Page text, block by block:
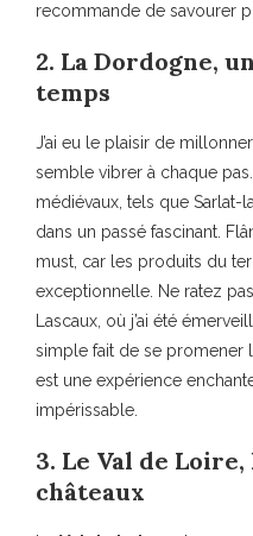
recommande de savourer
2. La Dordogne,
temps
J’ai eu le plaisir de
semble vibrer à chaque
médiévaux, tels que
dans un passé fascinant.
must, car les produits du
exceptionnelle. Ne ratez
Lascaux, où j’ai été
simple fait de se promener
est une expérience
impérissable.
3. Le Val de
châteaux